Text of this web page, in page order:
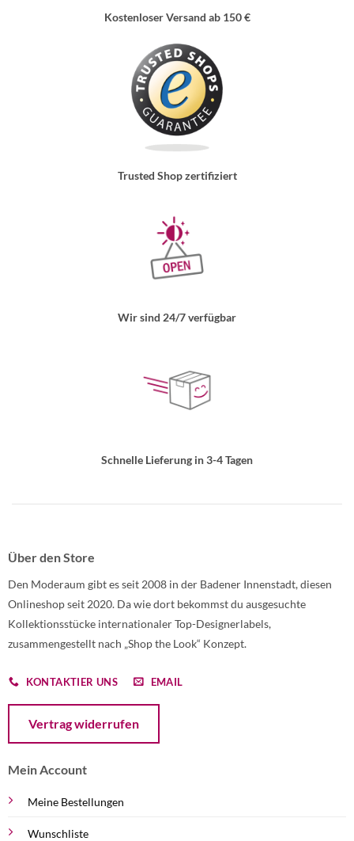
Kostenloser Versand ab 150 €
Trusted Shop zertifiziert
Wir sind 24/7 verfügbar
Schnelle Lieferung in 3-4 Tagen
Über den Store
Den Moderaum gibt es seit 2008 in der Badener Innenstadt, diesen
Onlineshop seit 2020. Da wie dort bekommst du ausgesuchte
Kollektionsstücke internationaler Top-Designerlabels,
zusammengestellt nach „Shop the Look“ Konzept.
KONTAKTIER UNS EMAIL
Vertrag widerrufen
Mein Account
Meine Bestellungen
Wunschliste